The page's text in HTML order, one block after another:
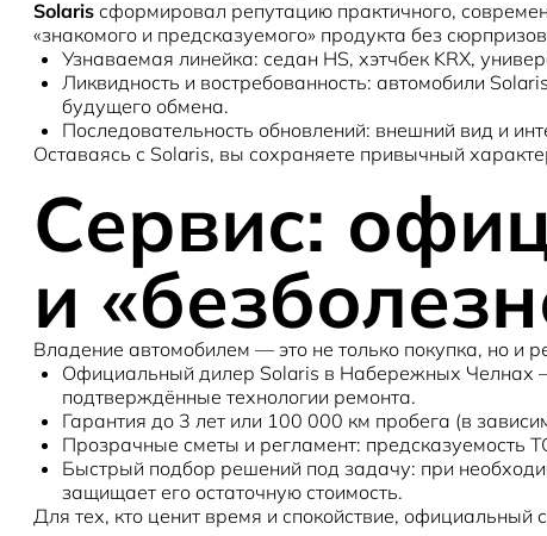
Solaris сформировал репутацию практичного,
«знакомого и предсказуемого» продукта без
Узнаваемая линейка: седан HS, хэтчбек KRX,
Ликвидность и востребованность: автомобили
будущего обмена.
Последовательность обновлений: внешний вид и
Оставаясь с Solaris, вы сохраняете привычный
Сервис:
и
Владение автомобилем — это не только покупка, но и
Официальный дилер Solaris в Набережных Челнах
подтверждённые технологии ремонта.
Гарантия до 3 лет или 100 000 км пробега (в
Прозрачные сметы и регламент: предсказуемость
Быстрый подбор решений под задачу: при
защищает его остаточную стоимость.
Для тех, кто ценит время и спокойствие,